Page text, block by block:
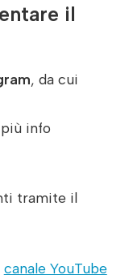
il
, da cui
info
tramite il
canale YouTube